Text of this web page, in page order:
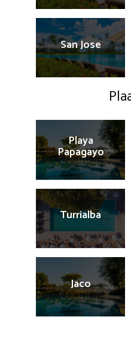
San Jose
Playa
Papagayo
Turrialba
Jaco